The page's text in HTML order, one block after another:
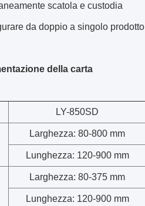
scatola e custodia
da doppio a singolo
della carta
LY-850SD
Larghezza: 80-800 mm
Lunghezza: 120-900 mm
Larghezza: 80-375 mm
Lunghezza: 120-900 mm